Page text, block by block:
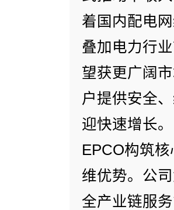
着国内配电
叠加电力行
望获更广阔
户提供安全
迎快速增长。
EPCO构筑
维优势。公
全产业链服